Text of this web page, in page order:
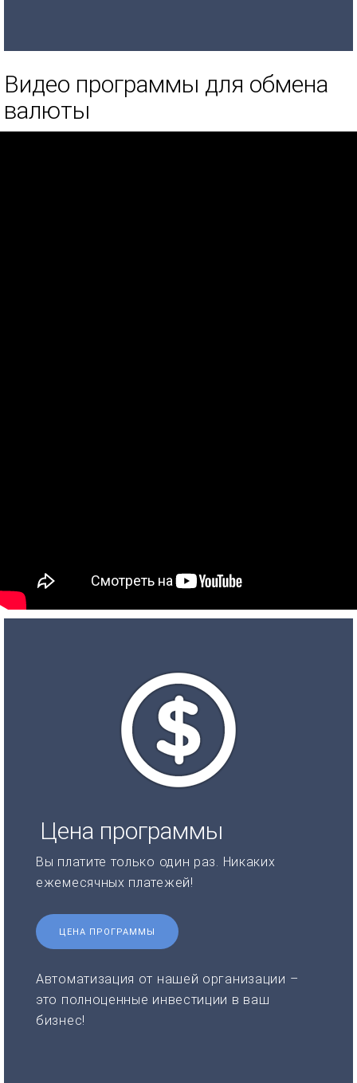
Видео программы для обмена
валюты
Цена программы
Вы платите только один раз. Никаких
ежемесячных платежей!
ЦЕНА ПРОГРАММЫ
Автоматизация от нашей организации –
это полноценные инвестиции в ваш
бизнес!